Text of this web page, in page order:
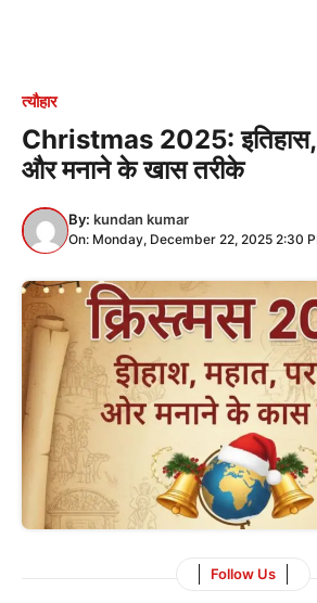
त्यौहार
Christmas 2025: इतिहास,
और मनाने के खास तरीके
By: kundan kumar
On: Monday, December 22, 2025 2:30
Follow Us